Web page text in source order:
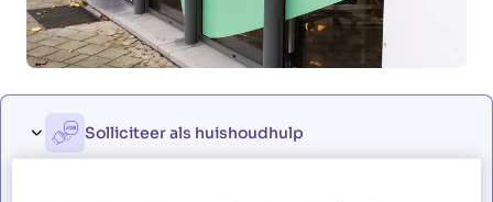
Solliciteer als huishoudhulp